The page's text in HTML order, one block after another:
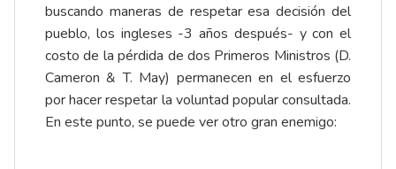
buscando maneras de respetar esa decisión del
pueblo, los ingleses -3 años después- y con el
costo de la pérdida de dos Primeros Ministros (D.
Cameron & T. May) permanecen en el esfuerzo
por hacer respetar la voluntad popular consultada.
En este punto, se puede ver otro gran enemigo: